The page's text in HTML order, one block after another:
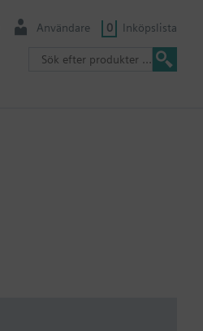
Användare 0 Inköpslista